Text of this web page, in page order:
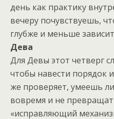
день как практику
вечеру почувствуешь,
глубже и меньше
Дева
Для Девы этот четверг
чтобы навести порядок
же проверяет, умеешь
вовремя и не
«исправляющий